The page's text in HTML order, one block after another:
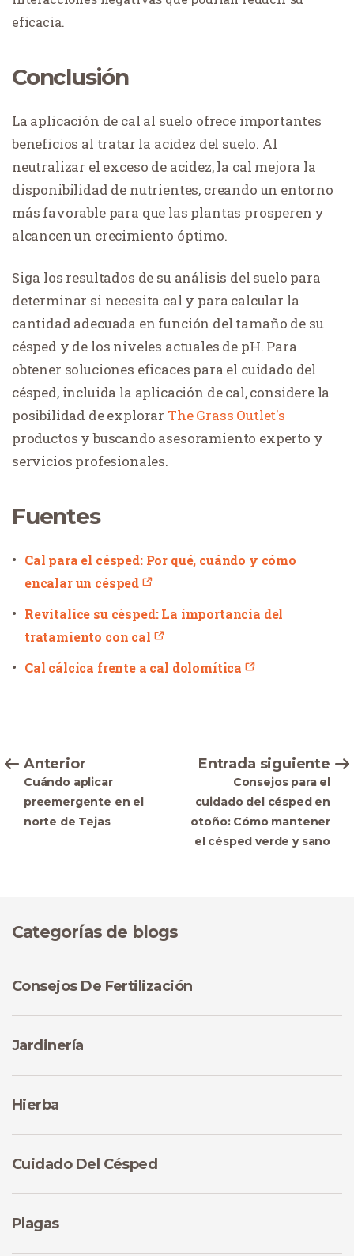
eficacia.
Conclusión
La aplicación de cal al suelo ofrece importantes
beneficios al tratar la acidez del suelo. Al
neutralizar el exceso de acidez, la cal mejora la
disponibilidad de nutrientes, creando un entorno
más favorable para que las plantas prosperen y
alcancen un crecimiento óptimo.
Siga los resultados de su análisis del suelo para
determinar si necesita cal y para calcular la
cantidad adecuada en función del tamaño de su
césped y de los niveles actuales de pH. Para
obtener soluciones eficaces para el cuidado del
césped, incluida la aplicación de cal, considere la
posibilidad de explorar The Grass Outlet's
productos y buscando asesoramiento experto y
servicios profesionales.
Fuentes
Cal para el césped: Por qué, cuándo y cómo
encalar un césped
Revitalice su césped: La importancia del
tratamiento con cal
Cal cálcica frente a cal dolomítica
Anterior
Cuándo aplicar
preemergente en el
norte de Tejas
Entrada siguiente
Consejos para el
cuidado del césped en
otoño: Cómo mantener
el césped verde y sano
Categorías de blogs
Consejos De Fertilización
Jardinería
Hierba
Cuidado Del Césped
Plagas